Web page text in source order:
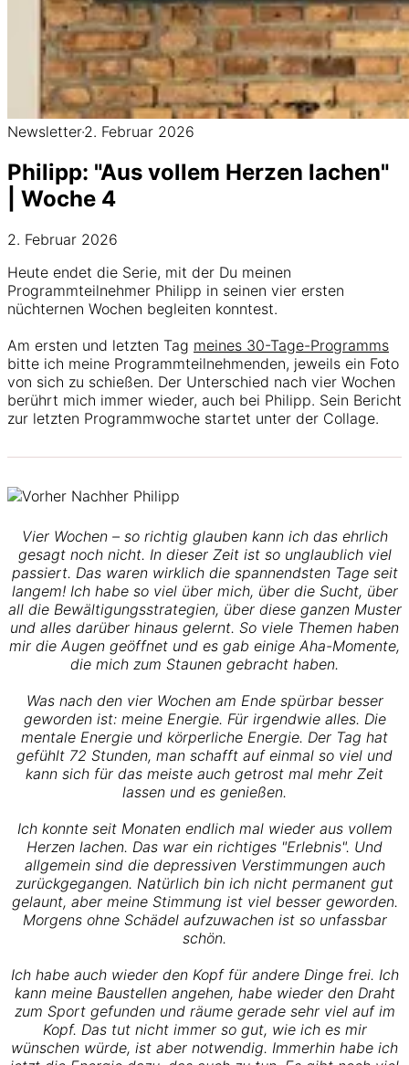
Newsletter·2. Februar 2026
Philipp: "Aus vollem Herzen lachen"
| Woche 4
2. Februar 2026
Heute endet die Serie, mit der Du meinen
Programmteilnehmer Philipp in seinen vier ersten
nüchternen Wochen begleiten konntest.
Am ersten und letzten Tag meines 30-Tage-Programms
bitte ich meine Programmteilnehmenden, jeweils ein Foto
von sich zu schießen. Der Unterschied nach vier Wochen
berührt mich immer wieder, auch bei Philipp. Sein Bericht
zur letzten Programmwoche startet unter der Collage.
Vier Wochen – so richtig glauben kann ich das ehrlich
gesagt noch nicht. In dieser Zeit ist so unglaublich viel
passiert. Das waren wirklich die spannendsten Tage seit
langem! Ich habe so viel über mich, über die Sucht, über
all die Bewältigungsstrategien, über diese ganzen Muster
und alles darüber hinaus gelernt. So viele Themen haben
mir die Augen geöffnet und es gab einige Aha-Momente,
die mich zum Staunen gebracht haben.
Was nach den vier Wochen am Ende spürbar besser
geworden ist: meine Energie. Für irgendwie alles. Die
mentale Energie und körperliche Energie. Der Tag hat
gefühlt 72 Stunden, man schafft auf einmal so viel und
kann sich für das meiste auch getrost mal mehr Zeit
lassen und es genießen.
Ich konnte seit Monaten endlich mal wieder aus vollem
Herzen lachen. Das war ein richtiges "Erlebnis". Und
allgemein sind die depressiven Verstimmungen auch
zurückgegangen. Natürlich bin ich nicht permanent gut
gelaunt, aber meine Stimmung ist viel besser geworden.
Morgens ohne Schädel aufzuwachen ist so unfassbar
schön.
Ich habe auch wieder den Kopf für andere Dinge frei. Ich
kann meine Baustellen angehen, habe wieder den Draht
zum Sport gefunden und räume gerade sehr viel auf im
Kopf. Das tut nicht immer so gut, wie ich es mir
wünschen würde, ist aber notwendig. Immerhin habe ich